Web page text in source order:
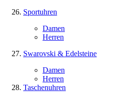
Sportuhren
Damen
Herren
Swarovski & Edelsteine
Damen
Herren
Taschenuhren